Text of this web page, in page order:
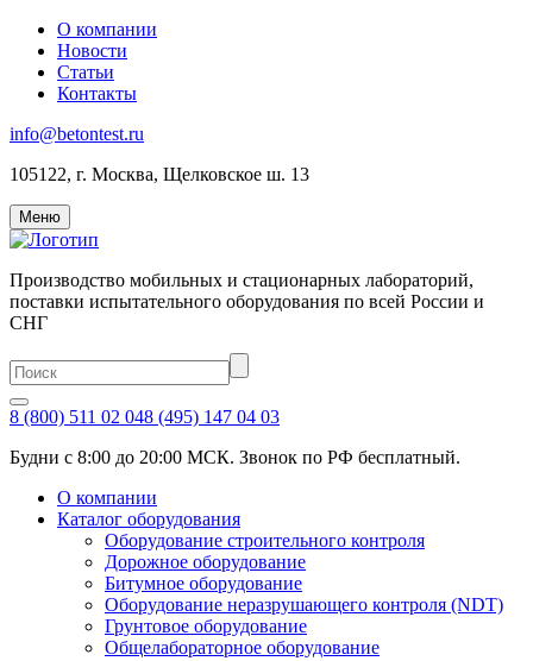
О компании
Новости
Статьи
Контакты
info@betontest.ru
105122, г. Москва, Щелковское ш. 13
Меню
Производство мобильных и стационарных лабораторий,
поставки испытательного оборудования по всей России и
СНГ
8 (800) 511 02 048 (495) 147 04 03
Будни с 8:00 до 20:00 МСК. Звонок по РФ бесплатный.
О компании
Каталог оборудования
Оборудование строительного контроля
Дорожное оборудование
Битумное оборудование
Оборудование неразрушающего контроля (NDT)
Грунтовое оборудование
Общелабораторное оборудование